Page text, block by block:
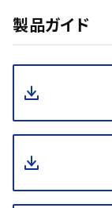
製品ガイド